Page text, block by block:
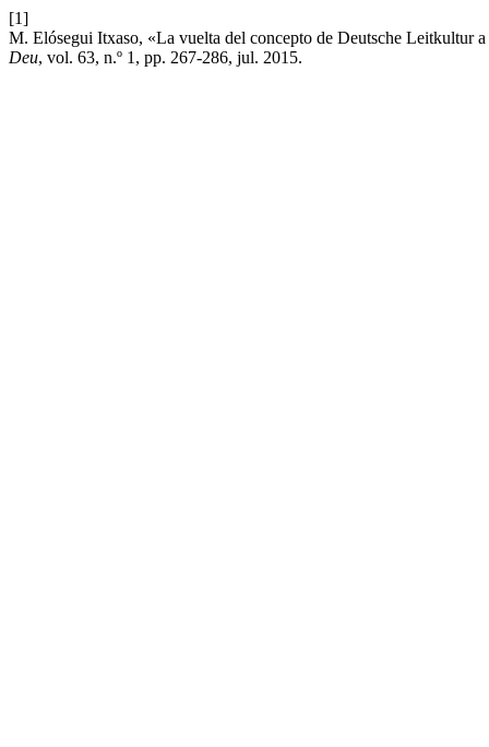
[1]
M. Elósegui Itxaso, «La vuelta del concepto de Deutsche Leitkultur
Deu, vol. 63, n.º 1, pp. 267-286, jul. 2015.